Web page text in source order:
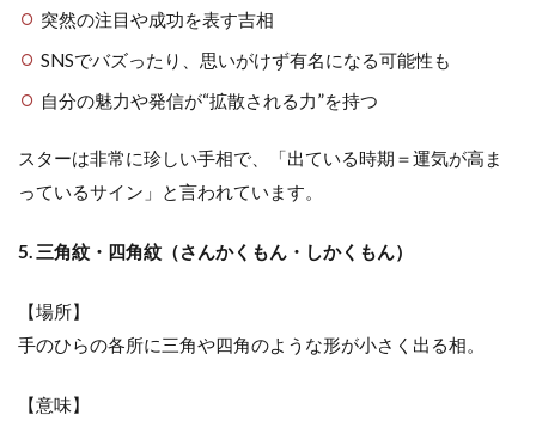
突然の注目や成功を表す吉相
SNSでバズったり、思いがけず有名になる可能性も
自分の魅力や発信が“拡散される力”を持つ
スターは非常に珍しい手相で、「出ている時期＝運気が高ま
っているサイン」と言われています。
5. 三角紋・四角紋（さんかくもん・しかくもん）
【場所】
手のひらの各所に三角や四角のような形が小さく出る相。
【意味】